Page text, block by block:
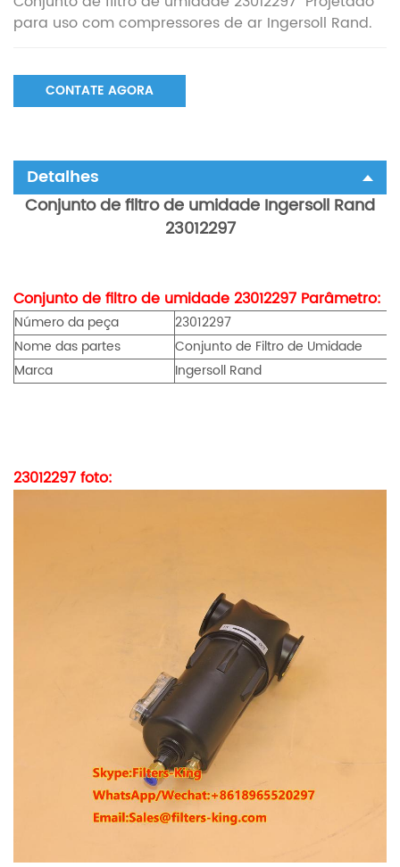
para uso com compressores de ar Ingersoll Rand.
CONTATE AGORA
Detalhes
Conjunto de filtro de umidade Ingersoll Rand
23012297
Conjunto de filtro de umidade23012297 Parâmetro:
Número da peça
23012297
Nome das partes
Conjunto de Filtro de Umidade
Marca
Ingersoll Rand
23012297foto: